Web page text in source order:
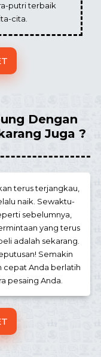
putri terbaik
cita.
Dengan
Juga ?
terus terjangkau,
naik. Sewaktu-
sebelumnya,
yang terus
adalah sekarang.
Semakin
cepat Anda berlatih
pesaing Anda.